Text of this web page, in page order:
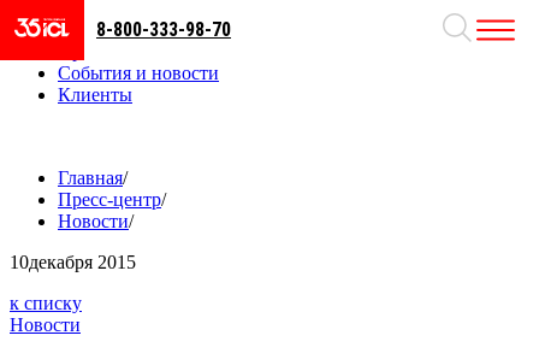
Направления
События и новости
Клиенты
8-800-333-98-70
Главная/
Пресс-центр/
Новости/
10декабря 2015
к списку
Новости